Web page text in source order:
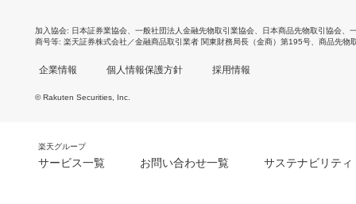
加入協会 日本証券業協会 一般社団法人金融先物取引業協会 日本商品先物取引協会
商号等 楽天証券株式会社／金融商品取引業者 関東財務局長（金商）第195号、商品先物
企業情報 個人情報保護方針 採用情報
© Rakuten Securities, Inc.
楽天グループ
サービス一覧 お問い合わせ一覧 サステナビリティ